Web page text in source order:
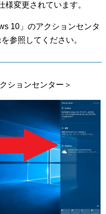
変更されています。
10」のアクションセンタ
参照してください。
ションセンター＞